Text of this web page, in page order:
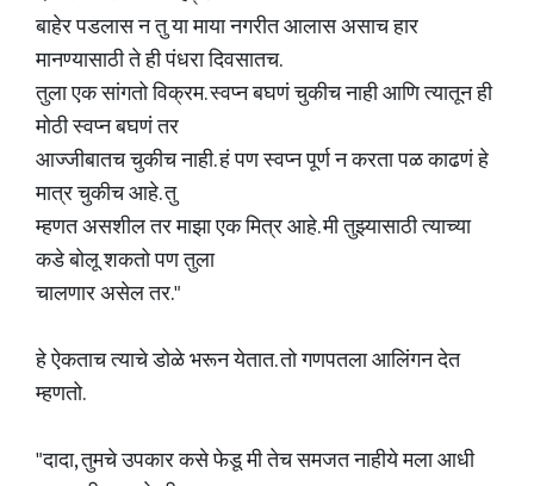
बाहेर पडलास न तु या माया नगरीत आलास असाच हार
मानण्यासाठी ते ही पंधरा दिवसातच.
तुला एक सांगतो विक्रम. स्वप्न बघणं चुकीच नाही आणि त्यातून ही
मोठी स्वप्न बघणं तर
आज्जीबातच चुकीच नाही. हं पण स्वप्न पूर्ण न करता पळ काढणं हे
मात्र चुकीच आहे. तु
म्हणत असशील तर माझा एक मित्र आहे. मी तुझ्यासाठी त्याच्या
कडे बोलू शकतो पण तुला
चालणार असेल तर."
हे ऐकताच त्याचे डोळे भरून येतात. तो गणपतला आलिंगन देत
म्हणतो.
"दादा, तुमचे उपकार कसे फेडू मी तेच समजत नाहीये मला आधी